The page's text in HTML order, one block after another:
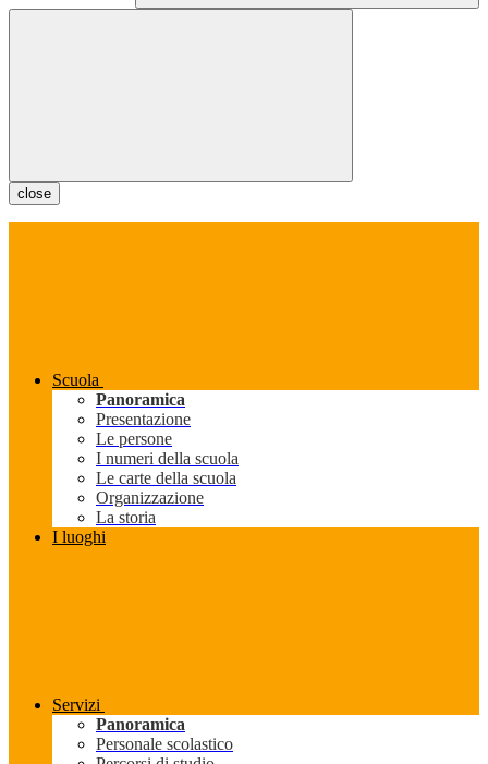
close
Scuola
Panoramica
Presentazione
Le persone
I numeri della scuola
Le carte della scuola
Organizzazione
La storia
I luoghi
Servizi
Panoramica
Personale scolastico